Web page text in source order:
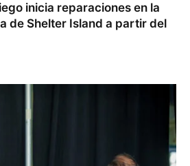
inicia reparaciones en la
de Shelter Island a partir del